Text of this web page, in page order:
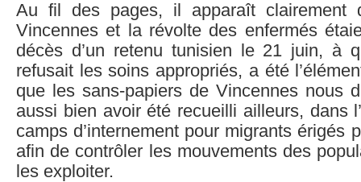
Au fil des pages, il apparaît clairement
Vincennes et la révolte des enfermés
décès d’un retenu tunisien le 21 juin, à
refusait les soins appropriés, a été
que les sans-papiers de Vincennes nous
aussi bien avoir été recueilli ailleurs, dans
camps d’internement pour migrants érigés
afin de contrôler les mouvements des
les exploiter.